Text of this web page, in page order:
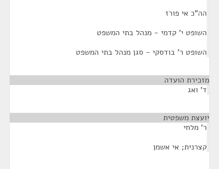
הה"כ אי פורז
השופט י' קדמי - מנהל בתי המשפט
השופט ר' בודסקי - סגן מנהל בתי המשפט
מזכירת הועדה
ד' ואג
יועצת משפטית
ר' מלחי
קצרנית; אי אשמן